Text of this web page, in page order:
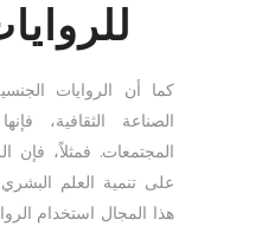
كما أن الروايات
الصناعة الثقافية،
المجتمعات. فمثلاً، فإن
على تنمية العلم
هذا المجال استخدام